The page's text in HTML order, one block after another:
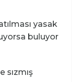
yasak
buluyor
sızmış